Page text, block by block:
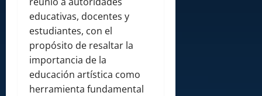
educativas, docentes y
estudiantes, con el
propósito de resaltar la
importancia de la
educación artística como
herramienta fundamental